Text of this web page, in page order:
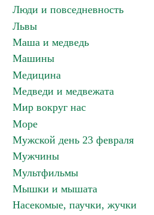
Люди и повседневность
Львы
Маша и медведь
Машины
Медицина
Медведи и медвежата
Мир вокруг нас
Море
Мужской день 23 февраля
Мужчины
Мультфильмы
Мышки и мышата
Насекомые, паучки, жучки